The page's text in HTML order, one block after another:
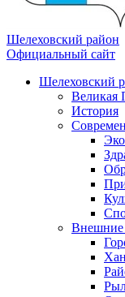
Шелеховский район
Официальный сайт
Шелеховский
Великая
История
Внешние